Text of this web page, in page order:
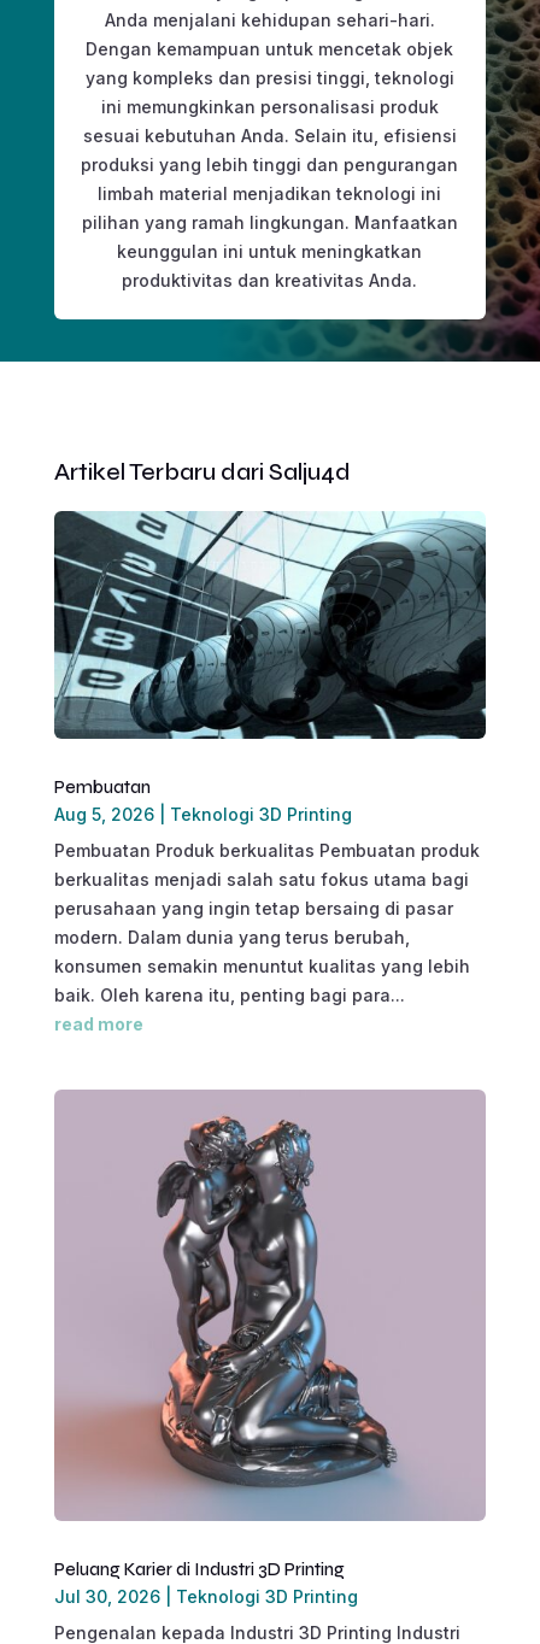
Anda menjalani kehidupan sehari-hari.
Dengan kemampuan untuk mencetak objek
yang kompleks dan presisi tinggi, teknologi
ini memungkinkan personalisasi produk
sesuai kebutuhan Anda. Selain itu, efisiensi
produksi yang lebih tinggi dan pengurangan
limbah material menjadikan teknologi ini
pilihan yang ramah lingkungan. Manfaatkan
keunggulan ini untuk meningkatkan
produktivitas dan kreativitas Anda.
Artikel Terbaru dari Salju4d
Pembuatan
Aug 5, 2026| Teknologi 3D Printing
Pembuatan Produk berkualitas Pembuatan produk
berkualitas menjadi salah satu fokus utama bagi
perusahaan yang ingin tetap bersaing di pasar
modern. Dalam dunia yang terus berubah,
konsumen semakin menuntut kualitas yang lebih
baik. Oleh karena itu, penting bagi para...
read more
Peluang Karier di Industri 3D Printing
Jul 30, 2026| Teknologi 3D Printing
Pengenalan kepada Industri 3D Printing Industri